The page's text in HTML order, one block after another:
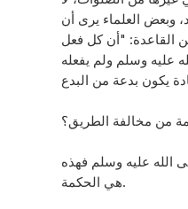
وبعض العلماء يرى أن
القاعدة: "أن كل فعل
عليه وسلم ولم يفعله
من مخالفة الطريق؟
الله عليه وسلم فهذه
هي الحكمة.